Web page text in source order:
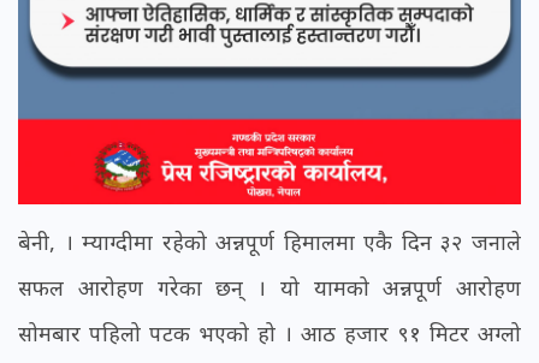
बेनी, । म्याग्दीमा रहेको अन्नपूर्ण हिमालमा एकै दिन ३२ जनाले
सफल आरोहण गरेका छन् । यो यामको अन्नपूर्ण आरोहण
सोमबार पहिलो पटक भएको हो । आठ हजार ९१ मिटर अग्लो